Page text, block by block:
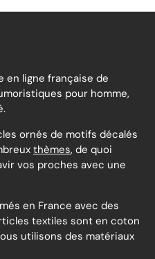
ligne française de
pour homme,
ornés de motifs décalés
thèmes, de quoi
vos proches avec une
en France avec des
textiles sont en coton
utilisons des matériaux